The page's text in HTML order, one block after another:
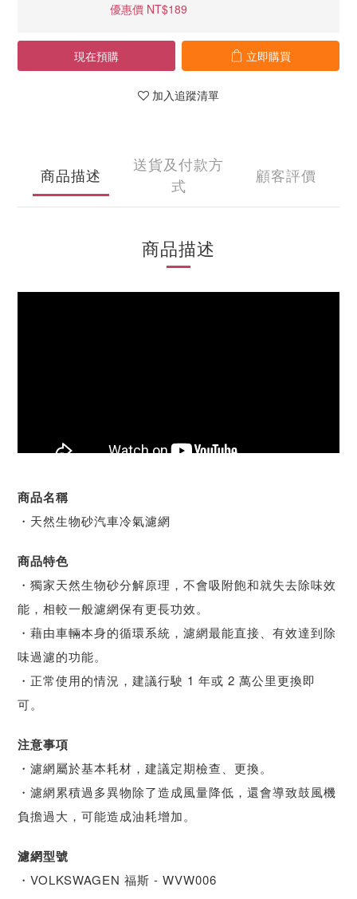
優惠價 NT$189
現在預購 立即購買
加入追蹤清單
商品描述
送貨及付款方
式
顧客評價
商品描述
商品名稱
・天然生物砂汽車冷氣濾網
商品特色
・獨家天然生物砂分解原理，不會吸附飽和就失去除味效
能，相較一般濾網保有更長功效。
・藉由車輛本身的循環系統，濾網最能直接、有效達到除
味過濾的功能。
・正常使用的情況，建議行駛 1 年或 2 萬公里更換即
可。
注意事項
・濾網屬於基本耗材，建議定期檢查、更換。
・濾網累積過多異物除了造成風量降低，還會導致鼓風機
負擔過大，可能造成油耗增加。
濾網型號
・VOLKSWAGEN 福斯 - WVW006